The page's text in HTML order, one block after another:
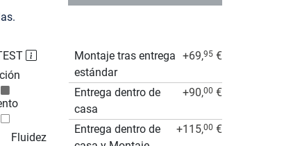
Fluidez
Montaje tras entrega
estándar
+69,95 €
Entrega dentro de
casa
+90,00 €
Entrega dentro de
+115,00 €